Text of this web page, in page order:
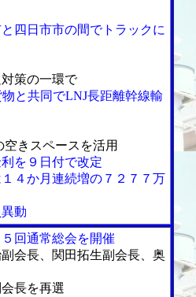
四日市市の間でトラックに
策の一環で
と共同でLNJ長距離幹線輸
きスペースを活用
を９日付で改定
４か月連続増の７２７７万
動
回通常総会を開催
会長、関田拓生副会長、奥
長を再選